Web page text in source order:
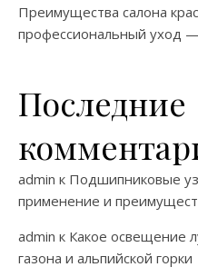
Преимущества салона
профессиональный уход
Последние
admin к Подшипниковые
применение и
admin к Какое освещение
газона и альпийской горки